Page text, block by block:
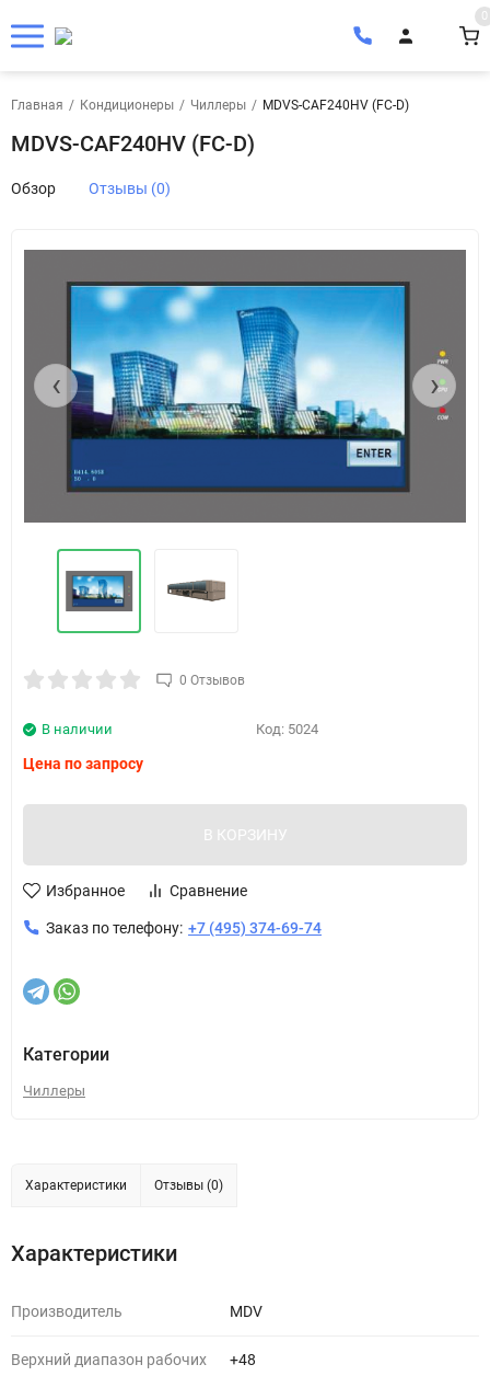
0
Главная / Кондиционеры / Чиллеры / MDVS-CAF240HV (FC-D)
MDVS-CAF240HV (FC-D)
Обзор Отзывы (0)
‹ ›
0 Отзывов
Код: 5024
В наличии
Цена по запросу
В КОРЗИНУ
Избранное Сравнение
Заказ по телефону: +7 (495) 374-69-74
Категории
Чиллеры
Характеристики Отзывы (0)
Характеристики
Производитель MDV
Верхний диапазон рабочих
+48